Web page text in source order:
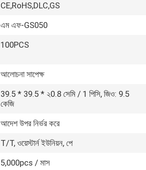
CE,RoHS,DLC,GS
এম এফ-GS050
100PCS
আলোচনা সাপেক্ষ
39.5 * 39.5 * ২0.8 সেমি / 1 পিসি, জিও: 9.5
কেজি
আদেশ উপর নির্ভর করে
T/T, ওয়েস্টার্ন ইউনিয়ন, পে
5,000pcs / মাস